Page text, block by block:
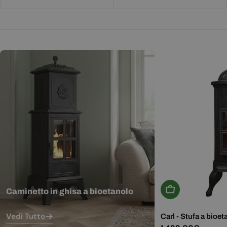
Caminetto in ghisa a bioetanolo
Vedi Tutto
Aggiungi Al
Carl - Stufa a